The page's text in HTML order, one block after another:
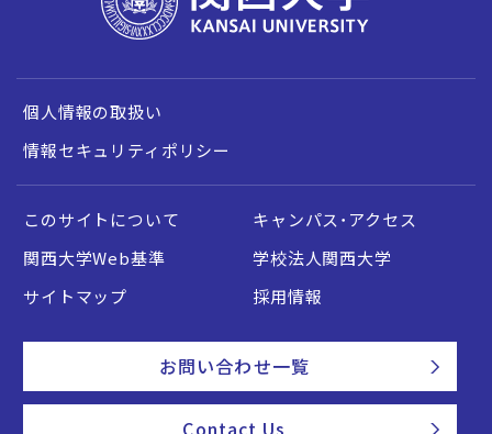
個人情報の取扱い
情報セキュリティポリシー
このサイトについて
キャンパス・アクセス
関西大学Web基準
学校法人関西大学
サイトマップ
採用情報
お問い合わせ一覧
Contact Us